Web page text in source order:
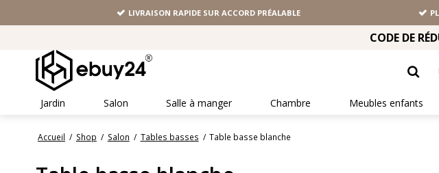
LIVRAISON RAPIDE SUR ACCORD PRÉALABLE
CODE DE
Jardin Salon Salle à manger Chambre Meubles enfants
Accueil / Shop / Salon / Tables basses / Table basse blanche